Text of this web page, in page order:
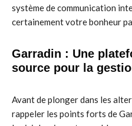
système de communication
certainement votre bonheur
Garradin : Une
source pour la
Avant de plonger dans les
rappeler les points forts de